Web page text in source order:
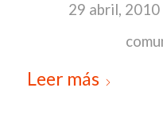
29 abril, 2010
Leer más